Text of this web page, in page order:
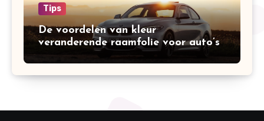
Tips
De voordelen van kleur
veranderende raamfolie voor auto’s